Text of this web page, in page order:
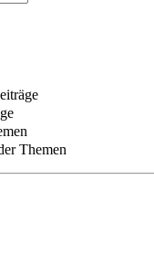
Themen